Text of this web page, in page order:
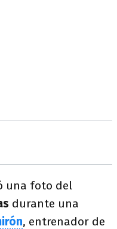
una foto del
durante una
, entrenador de